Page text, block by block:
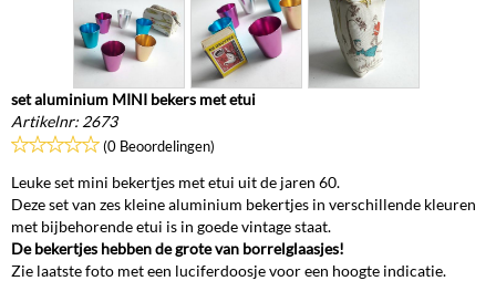
set aluminium MINI bekers met etui
Artikelnr: 2673
(0 Beoordelingen)
Leuke set mini bekertjes met etui uit de jaren 60.
Deze set van zes kleine aluminium bekertjes in verschillende kleuren
met bijbehorende etui is in goede vintage staat.
De bekertjes hebben de grote van borrelglaasjes!
Zie laatste foto met een luciferdoosje voor een hoogte indicatie.